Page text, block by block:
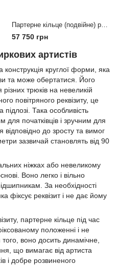
Партерне кільце (подвійне) розбірне
57 750 грн
артистів
круглої форми, яка
та може обертатися. Його
трюків на невеликій
повітряного реквізиту, це
Така особливість
початківців і зручним для
відповідно до зросту та вимог
зазвичай становлять від 90
ніжках або невеликому
Воно легко і вільно
За необхідності
фіксує реквізит і не дає йому
партерне кільце під час
положенні і не
того, воно досить динамічне,
що вимагає від артиста
і добре розвиненого